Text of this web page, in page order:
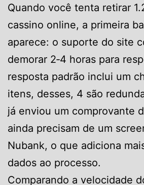
Quando você tenta retirar
cassino online, a primeira
aparece: o suporte do site
demorar 2‑4 horas para
resposta padrão inclui um
itens, desses, 4 são
já enviou um comprovante
ainda precisam de um
Nubank, o que adiciona
dados ao processo.
Comparando a velocidade